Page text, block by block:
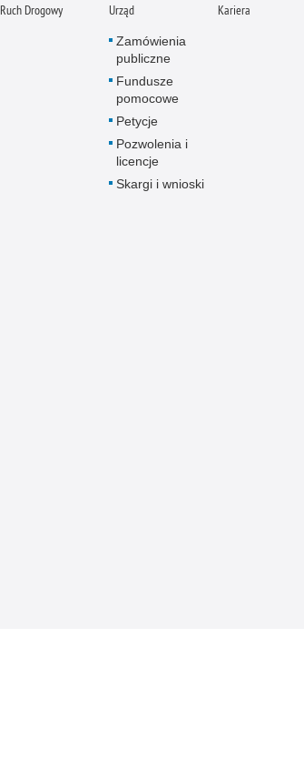
Ruch Drogowy Urząd
Zamówienia
publiczne
Fundusze
pomocowe
Petycje
Pozwolenia i
licencje
Skargi i wnioski
Kariera